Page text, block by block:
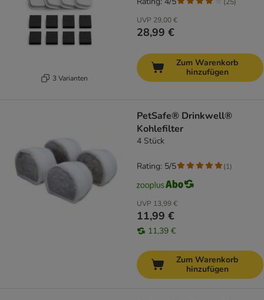
3 Varianten
UVP 29,00 €
28,99 €
Zum Warenkorb
hinzufügen
PetSafe® Drinkwell®
Kohlefilter
4 Stück
UVP 13,99 €
11,99 €
11,39 €
Rating: 5/5 (1)
Zum Warenkorb
hinzufügen